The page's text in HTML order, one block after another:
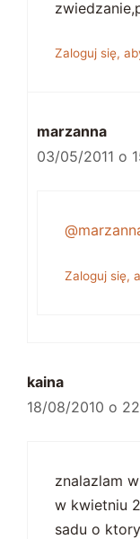
Zaloguj się,
marzanna
03/05/2011 o
Zaloguj się,
kaina
18/08/2010 o
znalazlam
w kwietniu
sadu o